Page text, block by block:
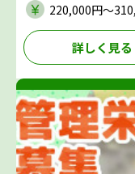
220,000円〜
詳しく見る